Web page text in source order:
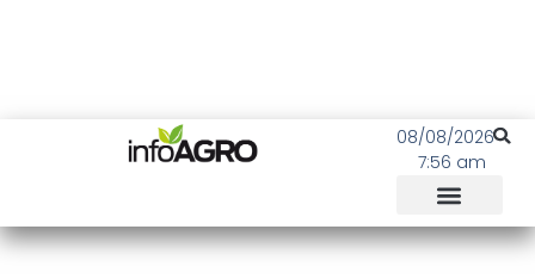
08/08/2026
7:56 am